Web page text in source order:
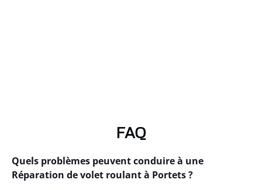
FAQ
Quels problèmes peuvent conduire à une
Réparation de volet roulant à Portets ?